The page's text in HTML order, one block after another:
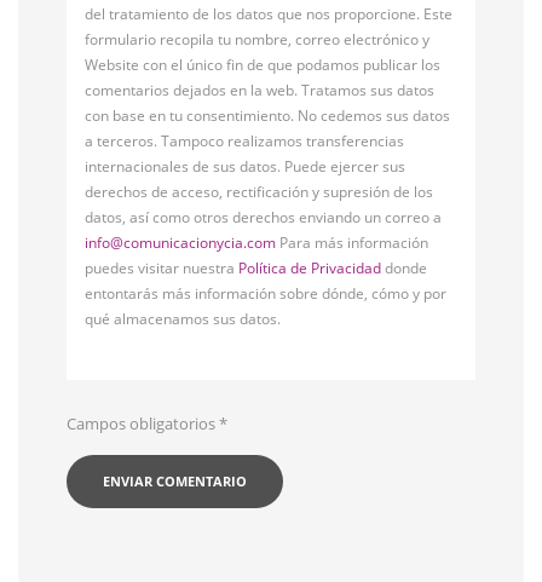
del tratamiento de los datos que nos proporcione. Este
formulario recopila tu nombre, correo electrónico y
Website con el único fin de que podamos publicar los
comentarios dejados en la web. Tratamos sus datos
con base en tu consentimiento. No cedemos sus datos
a terceros. Tampoco realizamos transferencias
internacionales de sus datos. Puede ejercer sus
derechos de acceso, rectificación y supresión de los
datos, así como otros derechos enviando un correo a
info@comunicacionycia.com Para más información
puedes visitar nuestra Política de Privacidaddonde
entontarás más información sobre dónde, cómo y por
qué almacenamos sus datos.
Campos obligatorios*